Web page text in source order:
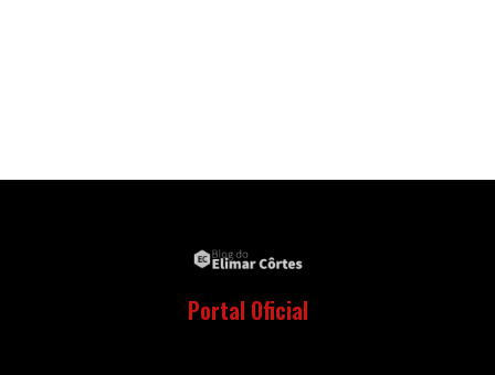
Portal Oficial